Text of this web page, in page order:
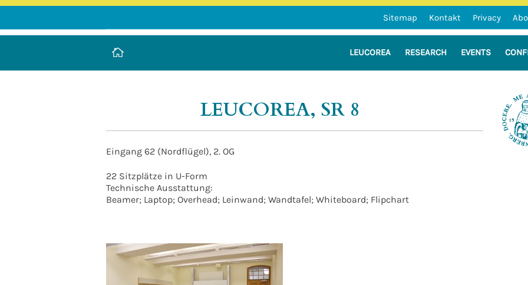
Sitemap Kontakt Privacy
LEUCOREA RESEARCH EVENTS
LEUCOREA DE
Stiftung des öffentlichen Rechts an der Martin-Luther-Universität
LEUCOREA, SR 8
Eingang 62 (Nordflügel), 2. OG
22 Sitzplätze in U-Form
Technische Ausstattung:
Beamer; Laptop; Overhead; Leinwand; Wandtafel; Whiteboard; Flipchart